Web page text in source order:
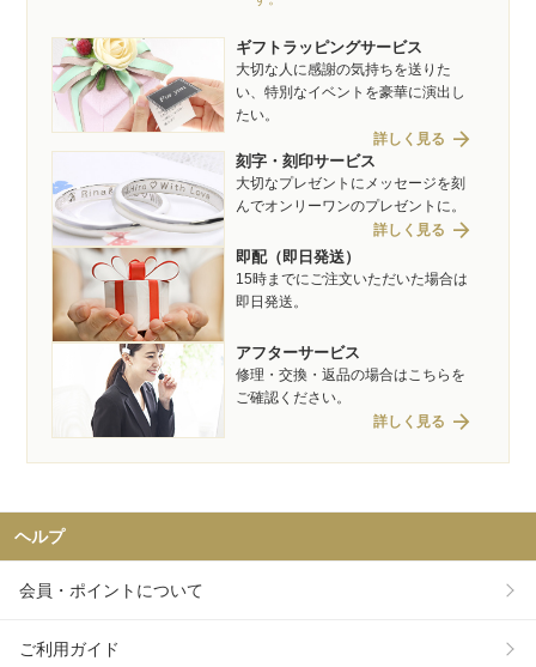
ギフトラッピングサービス
大切な人に感謝の気持ちを送りた
い、特別なイベントを豪華に演出し
たい。
詳しく見る arrow_forward
刻字・刻印サービス
大切なプレゼントにメッセージを刻
んでオンリーワンのプレゼントに。
詳しく見る arrow_forward
即配（即日発送）
15時までにご注文いただいた場合は
即日発送。
アフターサービス
修理・交換・返品の場合はこちらを
ご確認ください。
詳しく見る arrow_forward
ヘルプ
会員・ポイントについて
ご利用ガイド